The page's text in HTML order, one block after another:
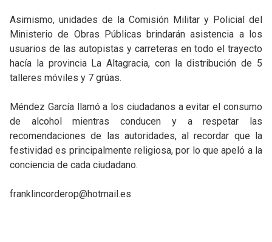
Asimismo, unidades de la Comisión Militar y Policial del
Ministerio de Obras Públicas brindarán asistencia a los
usuarios de las autopistas y carreteras en todo el trayecto
hacía la provincia La Altagracia, con la distribución de 5
talleres móviles y 7 grúas.
Méndez García llamó a los ciudadanos a evitar el consumo
de alcohol mientras conducen y a respetar las
recomendaciones de las autoridades, al recordar que la
festividad es principalmente religiosa, por lo que apeló a la
conciencia de cada ciudadano.
franklincorderop@hotmail.es